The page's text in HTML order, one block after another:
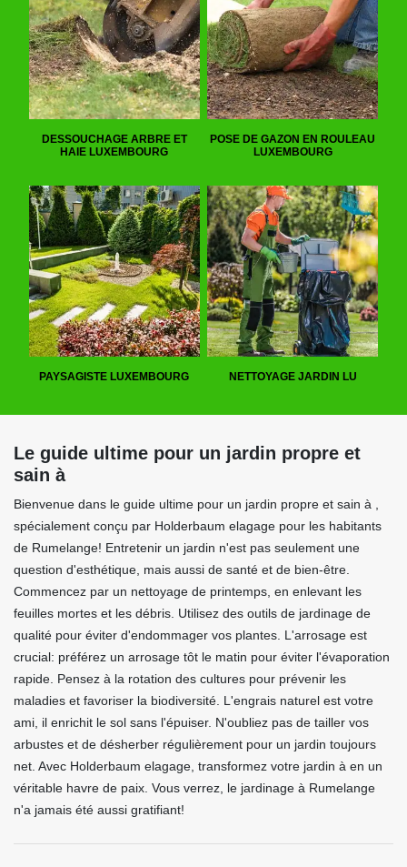
DESSOUCHAGE ARBRE ET
HAIE LUXEMBOURG
POSE DE GAZON EN ROULEAU
LUXEMBOURG
PAYSAGISTE LUXEMBOURG NETTOYAGE JARDIN LU
Le guide ultime pour un jardin propre et
sain à
Bienvenue dans le guide ultime pour un jardin propre et sain à ,
spécialement conçu par Holderbaum elagage pour les habitants
de Rumelange! Entretenir un jardin n'est pas seulement une
question d'esthétique, mais aussi de santé et de bien-être.
Commencez par un nettoyage de printemps, en enlevant les
feuilles mortes et les débris. Utilisez des outils de jardinage de
qualité pour éviter d'endommager vos plantes. L'arrosage est
crucial: préférez un arrosage tôt le matin pour éviter l'évaporation
rapide. Pensez à la rotation des cultures pour prévenir les
maladies et favoriser la biodiversité. L'engrais naturel est votre
ami, il enrichit le sol sans l'épuiser. N'oubliez pas de tailler vos
arbustes et de désherber régulièrement pour un jardin toujours
net. Avec Holderbaum elagage, transformez votre jardin à en un
véritable havre de paix. Vous verrez, le jardinage à Rumelange
n'a jamais été aussi gratifiant!